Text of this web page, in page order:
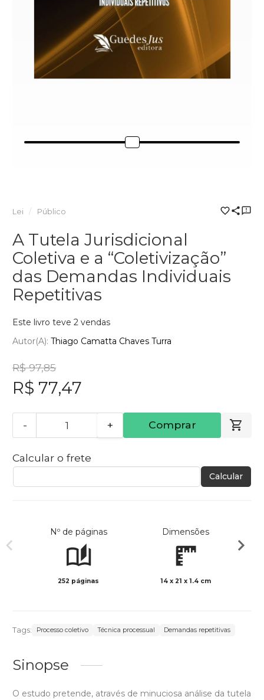
Lei Público
A Tutela Jurisdicional
Coletiva e a “Coletivização”
das Demandas Individuais
Repetitivas
Este livro teve 2 vendas
Autor(a): Thiago Camatta Chaves Turra
R$ 97,85
R$ 77,47
- + Comprar
Calcular o frete
Calcular
Nº de páginas
252 páginas
Dimensões
14 x 21 x 1.4 cm
Tags: Processo coletivo Técnica processual Demandas repetitivas
Sinopse
O estudo pretende, através de minuciosa análise da tutela